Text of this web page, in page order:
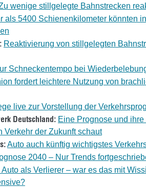
wenige stillgelegte Bahnstrecken
als 5400 Schienenkilometer könnten
Reaktivierung von stillgelegten
Schneckentempo bei
fordert leichtere Nutzung von
live zur Vorstellung der
Deutschland: Eine Prognose und
Verkehr der Zukunft schaut
Auto auch künftig wichtigstes
2040 – Nur Trends
Auto als Verlierer – war es das mit